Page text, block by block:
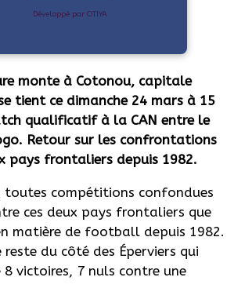
Développé par OTIYA
monte à Cotonou, capitale
tient ce dimanche 24 mars à 15
qualificatif à la CAN entre le
Retour sur les confrontations
pays frontaliers depuis 1982.
toutes compétitions confondues
ces deux pays frontaliers que
matière de football depuis 1982.
reste du côté des Éperviers qui
victoires, 7 nuls contre une